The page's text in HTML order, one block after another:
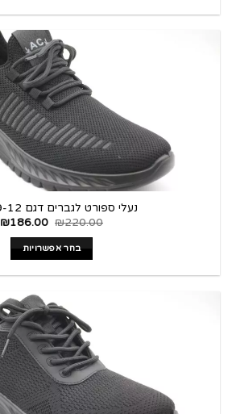
נעלי ספורט לגברים דגם S3209-12
₪220.00
₪186.00
בחר אפשרויות